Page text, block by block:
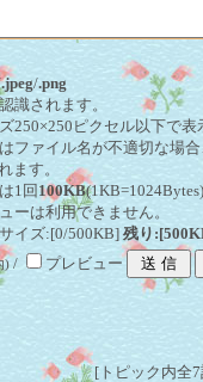
.jpeg/.png
識されます。
250×250ピクセル以下で表
ファイル名が不適切な場
す。
1回 100KB
ーは利用できません。
イズ:[0/500KB]残り
)/ プレビュー
[トピック内全